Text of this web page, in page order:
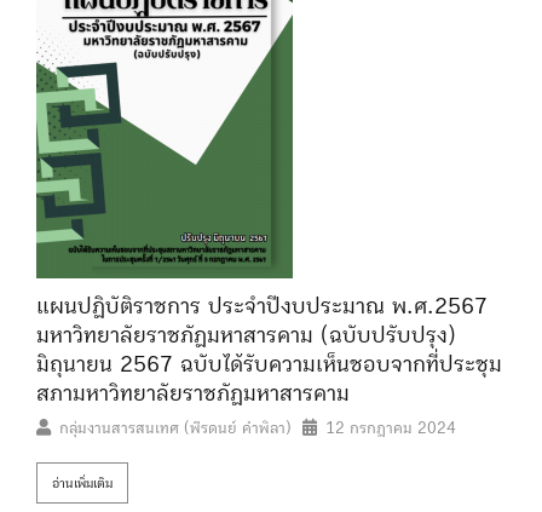
แผนปฏิบัติราชการ ประจำปีงบประมาณ พ.ศ.2567
มหาวิทยาลัยราชภัฏมหาสารคาม (ฉบับปรับปรุง)
มิถุนายน 2567 ฉบับได้รับความเห็นชอบจากที่ประชุม
สภามหาวิทยาลัยราชภัฏมหาสารคาม
กลุ่มงานสารสนเทศ (พีรดนย์ คำพิลา) 12 กรกฎาคม 2024
อ่านเพิ่มเติม